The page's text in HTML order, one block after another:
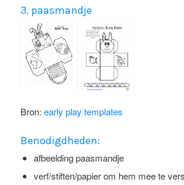
3. paasmandje
Bron: early play templates
Benodigdheden:
afbeelding paasmandje
verf/stiften/papier om hem mee te